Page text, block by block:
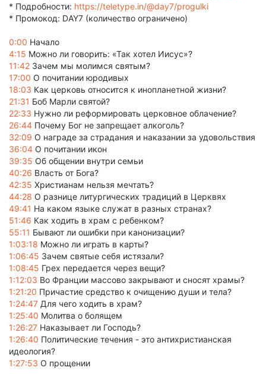
* Подробности: https://teletype.in/@day7/progulki
* Промокод: DAY7 (количество ограничено)
0:00 Начало
4:15 Можно ли говорить: «Так хотел Иисус»?
11:42 Зачем мы молимся святым?
17:00 О почитании юродивых
18:03 Как церковь относится к инопланетной жизни?
21:31 Боб Марли святой?
22:33 Нужно ли реформировать церковное облачение?
26:44 Почему Бог не запрещает алкоголь?
32:09 О награде за страдания и наказании за удовольствия
36:04 О почитании икон
39:35 Об общении внутри семьи
40:26 Власть от Бога?
42:35 Христианам нельзя мечтать?
44:28 О разнице литургических традиций в Церквях
49:41 На каком языке служат в разных странах?
51:46 Как ходить в храм с ребенком?
55:11 Бывают ли ошибки при канонизации?
1:03:18 Можно ли играть в карты?
1:06:45 Зачем святые себя истязали?
1:08:45 Грех передается через вещи?
1:12:03 Во Франции массово закрывают и сносят храмы?
1:21:20 Причастие средство к очищению души и тела?
1:24:47 Для чего ходить в храм?
1:25:40 Молитва о болящем
1:26:27 Наказывает ли Господь?
1:26:40 Политические течения - это антихристианская
идеология?
1:27:53 О прощении